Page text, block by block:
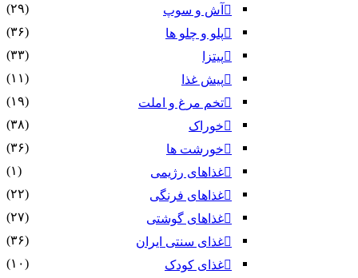
آش و سوپ
(۲۹)
پلو و چلو ها
(۳۶)
پیتزا
(۳۳)
پیش غذا
(۱۱)
تخم مرغ و املت
(۱۹)
خوراک
(۳۸)
خورشت ها
(۳۶)
غذاهای رژیمی
(۱)
غذاهای فرنگی
(۲۲)
غذاهای گوشتی
(۲۷)
غذای سنتی ایران
(۳۶)
غذای کودک
(۱۰)